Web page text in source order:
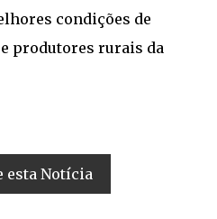
condições de
produtores rurais da
esta Notícia